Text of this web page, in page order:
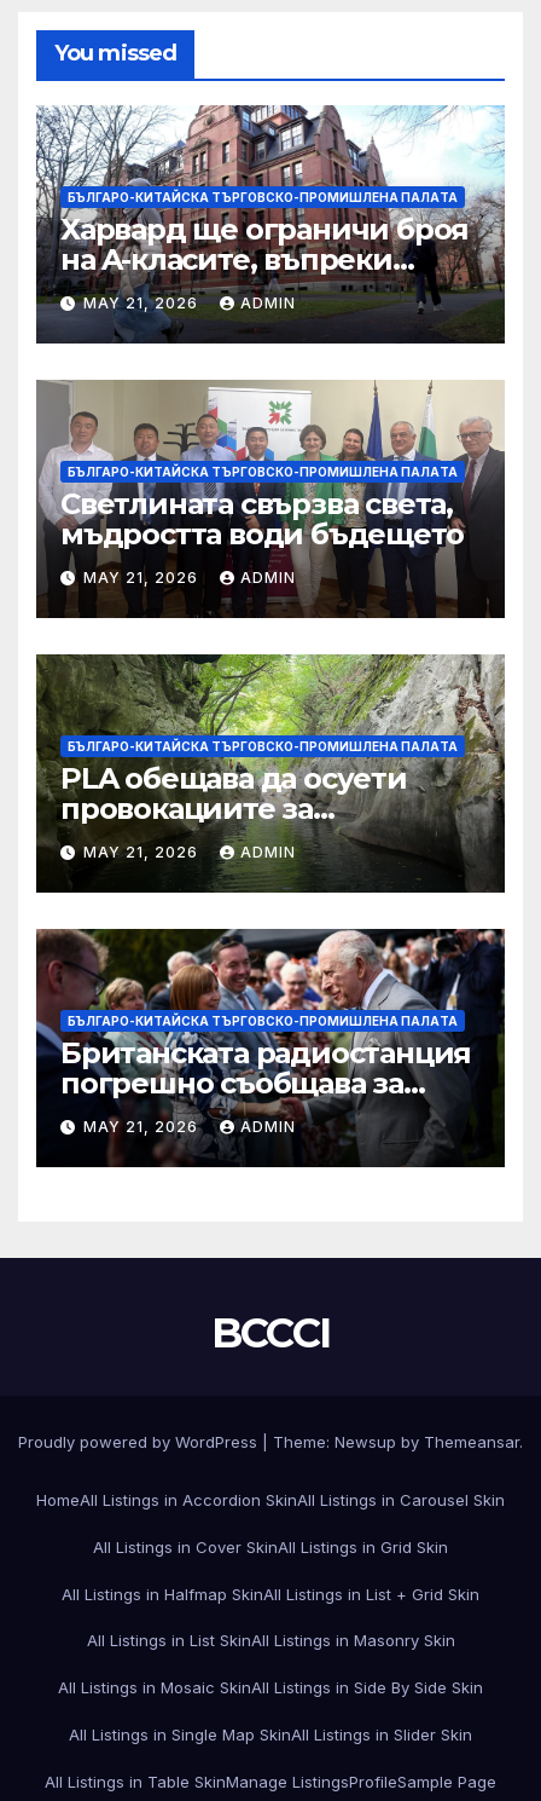
You missed
БЪЛГАРО-КИТАЙСКА ТЪРГОВСКО-ПРОМИШЛЕНА ПАЛAТА
Харвард ще ограничи броя
на A-класите, въпреки
силната съпротива на
студентите
MAY 21, 2026 ADMIN
БЪЛГАРО-КИТАЙСКА ТЪРГОВСКО-ПРОМИШЛЕНА ПАЛAТА
Светлината свързва света,
мъдростта води бъдещето
MAY 21, 2026 ADMIN
БЪЛГАРО-КИТАЙСКА ТЪРГОВСКО-ПРОМИШЛЕНА ПАЛAТА
PLA обещава да осуети
провокациите за
„независимост на Тайван“.
MAY 21, 2026 ADMIN
БЪЛГАРО-КИТАЙСКА ТЪРГОВСКО-ПРОМИШЛЕНА ПАЛAТА
Британската радиостанция
погрешно съобщава за
смъртта на крал Чарлз
MAY 21, 2026 ADMIN
BCCCI
Proudly powered by WordPress Theme: Newsup by Themeansar.
HomeAll Listings in Accordion SkinAll Listings in Carousel Skin
All Listings in Cover SkinAll Listings in Grid Skin
All Listings in Halfmap SkinAll Listings in List + Grid Skin
All Listings in List SkinAll Listings in Masonry Skin
All Listings in Mosaic SkinAll Listings in Side By Side Skin
All Listings in Single Map SkinAll Listings in Slider Skin
All Listings in Table SkinManage ListingsProfileSample Page